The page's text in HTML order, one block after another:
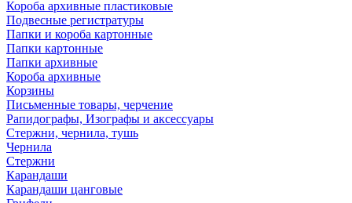
Короба архивные пластиковые
Подвесные регистратуры
Папки и короба картонные
Папки картонные
Папки архивные
Короба архивные
Корзины
Письменные товары, черчение
Рапидографы, Изографы и аксессуары
Стержни, чернила, тушь
Чернила
Стержни
Карандаши
Карандаши цанговые